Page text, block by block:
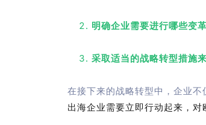
明确企业需要进行哪些变
采取适当的战略转型措施
在接下来的战略转型中，企业
出海企业需要立即行动起来，